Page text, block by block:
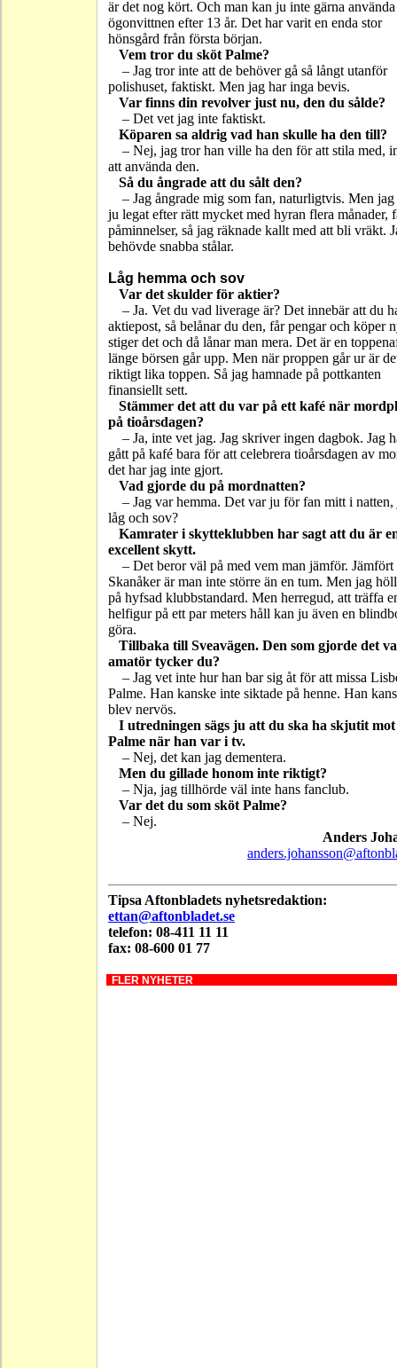
är det nog kört. Och man kan ju inte gärna använda
ögonvittnen efter 13 år. Det har varit en enda stor
hönsgård från första början.
Vem tror du sköt Palme?
– Jag tror inte att de behöver gå så långt utanför
polishuset, faktiskt. Men jag har inga bevis.
Var finns din revolver just nu, den du sålde?
– Det vet jag inte faktiskt.
Köparen sa aldrig vad han skulle ha den till?
– Nej, jag tror han ville ha den för att stila med,
att använda den.
Så du ångrade att du sålt den?
– Jag ångrade mig som fan, naturligtvis. Men jag
ju legat efter rätt mycket med hyran flera månader,
påminnelser, så jag räknade kallt med att bli vräkt.
behövde snabba stålar.
Låg hemma och sov
Var det skulder för aktier?
– Ja. Vet du vad liverage är? Det innebär att du
aktiepost, så belånar du den, får pengar och köper
stiger det och då lånar man mera. Det är en
länge börsen går upp. Men när proppen går ur är
riktigt lika toppen. Så jag hamnade på pottkanten
finansiellt sett.
Stämmer det att du var på ett kafé när
på tioårsdagen?
– Ja, inte vet jag. Jag skriver ingen dagbok. Jag
gått på kafé bara för att celebrera tioårsdagen av
det har jag inte gjort.
Vad gjorde du på mordnatten?
– Jag var hemma. Det var ju för fan mitt i natten,
låg och sov?
Kamrater i skytteklubben har sagt att du är
excellent skytt.
– Det beror väl på med vem man jämför. Jämfört
Skanåker är man inte större än en tum. Men jag
på hyfsad klubbstandard. Men herregud, att träffa
helfigur på ett par meters håll kan ju även en
göra.
Tillbaka till Sveavägen. Den som gjorde det
amatör tycker du?
– Jag vet inte hur han bar sig åt för att missa
Palme. Han kanske inte siktade på henne. Han
blev nervös.
I utredningen sägs ju att du ska ha skjutit mot
Palme när han var i tv.
– Nej, det kan jag dementera.
Men du gillade honom inte riktigt?
– Nja, jag tillhörde väl inte hans fanclub.
Var det du som sköt Palme?
– Nej.
Anders
Tipsa Aftonbladets nyhetsredaktion:
ettan@aftonbladet.se
telefon: 08-411 11 11
fax: 08-600 01 77
FLER NYHETER